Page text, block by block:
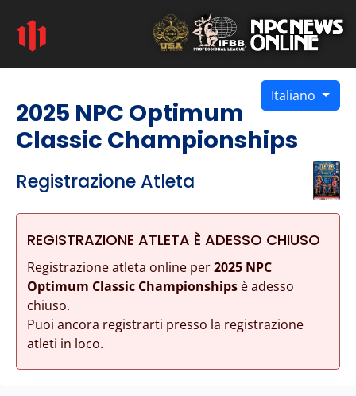
Italiano
2025 NPC Optimum
Classic Championships
Registrazione Atleta
REGISTRAZIONE ATLETA È ADESSO CHIUSO
Registrazione atleta online per2025 NPC
Optimum Classic Championshipsè adesso
chiuso.
Puoi ancora registrarti presso la registrazione
atleti in loco.